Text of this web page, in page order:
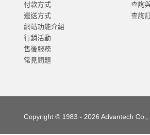
付款方式
運送方式
網站功能介紹
行銷活動
售後服務
常見問題
查詢
查詢
Copyright © 1983 - 2026 Advantech